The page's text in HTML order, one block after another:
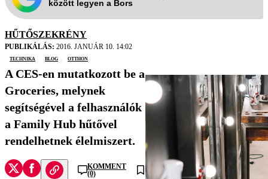
között legyen a Bors
HŰTŐSZEKRÉNY
PUBLIKÁLÁS: 2016. JANUÁR 10. 14:02
technika
blog otthon
A CES-en mutatkozott be a
Groceries, melynek
segítségével a felhasználók
a Family Hub hűtővel
rendelhetnek élelmiszert.
KOMMENT
(0)